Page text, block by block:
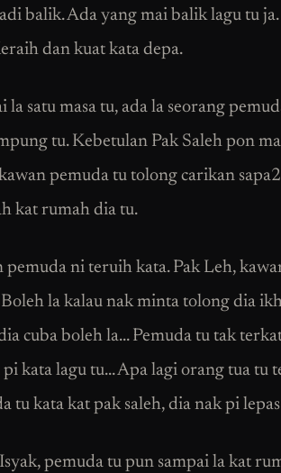
balik. Ada yang mai balik lagu tu
dan kuat kata depa.
la satu masa tu, ada la seorang
tu. Kebetulan Pak Saleh pon
pemuda tu tolong carikan
kat rumah dia tu.
pemuda ni teruih kata. Pak Leh,
la kalau nak minta tolong dia
cuba boleh la… Pemuda tu tak
kata lagu tu… Apa lagi orang tua tu
tu kata kat pak saleh, dia nak pi
pemuda tu pun sampai la kat